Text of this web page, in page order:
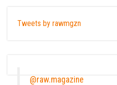
Tweets by rawmgzn
@raw.magazine